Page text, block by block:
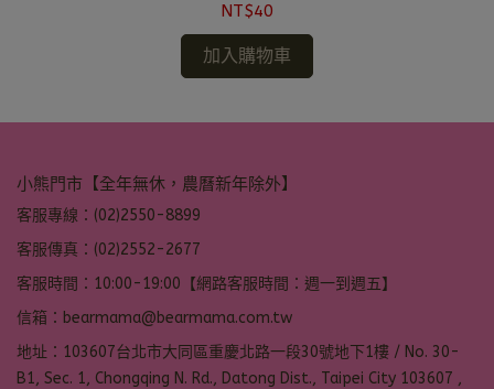
NT$40
加入購物車
小熊門市【全年無休，農曆新年除外】
客服專線：(02)2550-8899
客服傳真：(02)2552-2677
客服時間：10:00-19:00【網路客服時間：週一到週五】
信箱：bearmama@bearmama.com.tw
地址：103607台北市大同區重慶北路一段30號地下1樓 / No. 30-
B1, Sec. 1, Chongqing N. Rd., Datong Dist., Taipei City 103607 ,